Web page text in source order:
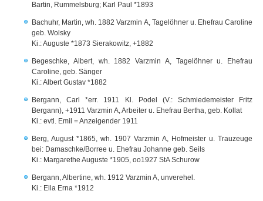
Bartin, Rummelsburg; Karl Paul *1893
Bachuhr, Martin, wh. 1882 Varzmin A, Tagelöhner u. Ehefrau Caroline
geb. Wolsky
Ki.: Auguste *1873 Sierakowitz, +1882
Begeschke, Albert, wh. 1882 Varzmin A, Tagelöhner u. Ehefrau
Caroline, geb. Sänger
Ki.: Albert Gustav *1882
Bergann, Carl *err. 1911 Kl. Podel (V.: Schmiedemeister Fritz
Bergann), +1911 Varzmin A, Arbeiter u. Ehefrau Bertha, geb. Kollat
Ki.: evtl. Emil = Anzeigender 1911
Berg, August *1865, wh. 1907 Varzmin A, Hofmeister u. Trauzeuge
bei: Damaschke/Borree u. Ehefrau Johanne geb. Seils
Ki.: Margarethe Auguste *1905, oo1927 StA Schurow
Bergann, Albertine, wh. 1912 Varzmin A, unverehel.
Ki.: Ella Erna *1912